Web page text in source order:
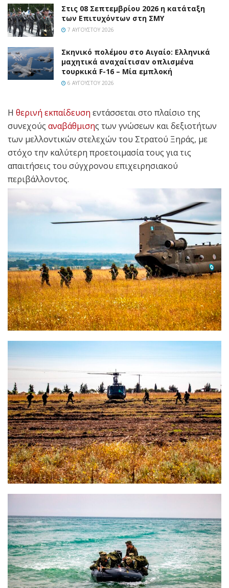
Στις 08 Σεπτεμβρίου 2026 η κατάταξη
των Επιτυχόντων στη ΣΜΥ
7 ΑΥΓΟΎΣΤΟΥ 2026
Σκηνικό πολέμου στο Αιγαίο: Ελληνικά
μαχητικά αναχαίτισαν οπλισμένα
τουρκικά F-16 – Μία εμπλοκή
6 ΑΥΓΟΎΣΤΟΥ 2026
Η θερινή εκπαίδευση εντάσσεται στο πλαίσιο της
συνεχούς αναβάθμισης των γνώσεων και δεξιοτήτων
των μελλοντικών στελεχών του Στρατού Ξηράς, με
στόχο την καλύτερη προετοιμασία τους για τις
απαιτήσεις του σύγχρονου επιχειρησιακού
περιβάλλοντος.